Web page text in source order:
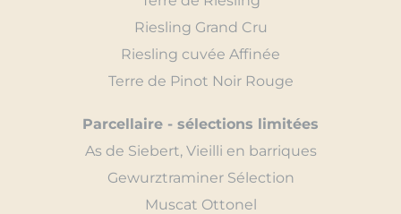
Riesling Grand Cru
Riesling cuvée Affinée
Terre de Pinot Noir Rouge
Parcellaire - sélections limitées
As de Siebert, Vieilli en barriques
Gewurztraminer Sélection
Muscat Ottonel